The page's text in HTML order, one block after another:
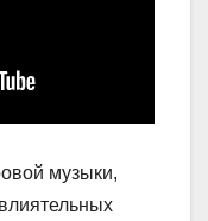
музыки,